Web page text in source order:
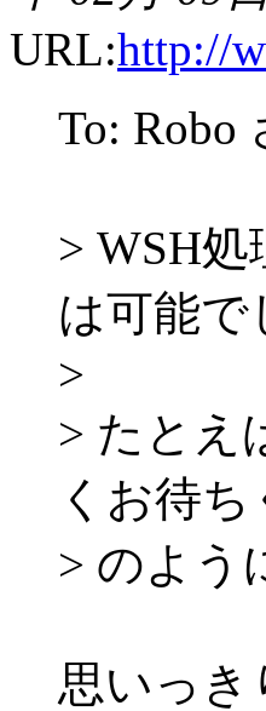
URL:http://
To: Robo
> WSH
は可能で
>
> たとえ
くお待
> のよう
思いっき